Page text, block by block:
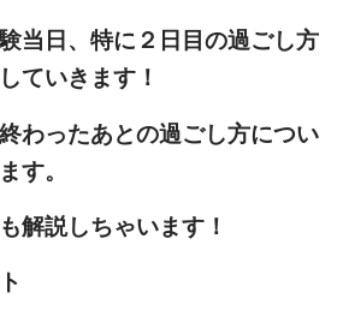
当日、特に２日目の過ごし方
ていきます！
わったあとの過ごし方につい
す。
解説しちゃいます！